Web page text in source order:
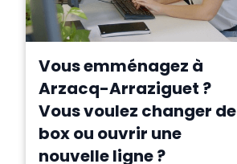
Vous emménagez à
Arzacq-Arraziguet ?
Vous voulez changer de
box ou ouvrir une
nouvelle ligne ?